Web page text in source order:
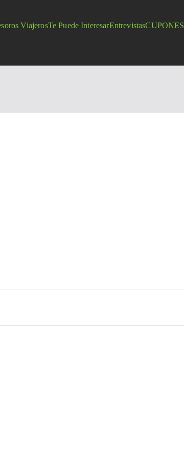
ViajerosTe Puede InteresarEntrevistasCUPONES